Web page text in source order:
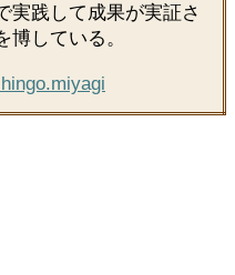
実践して成果が実証さ
している。